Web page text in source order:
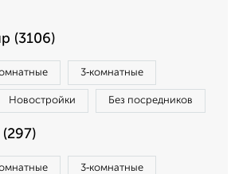
(3106)
3‑комнатные
Новостройки Без посредников
3‑комнатные